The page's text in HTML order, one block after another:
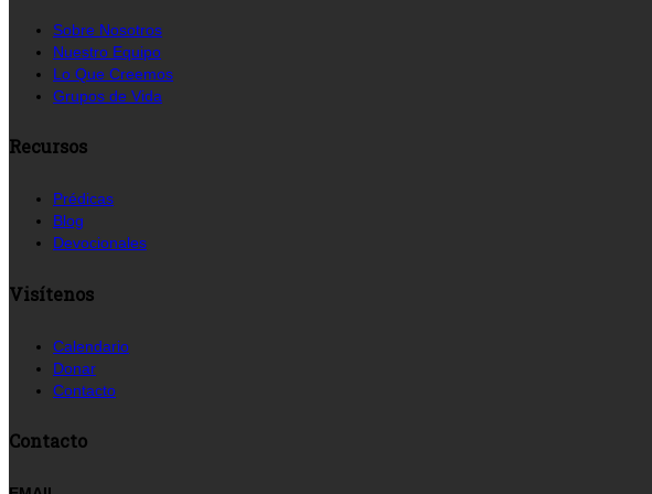
Sobre Nosotros
Nuestro Equipo
Lo Que Creemos
Grupos de Vida
Recursos
Prédicas
Blog
Devocionales
Visítenos
Calendario
Donar
Contacto
Contacto